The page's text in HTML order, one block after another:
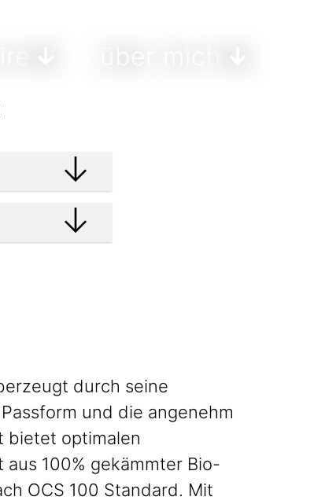
durch seine
und die angenehm
bietet optimalen
100% gekämmter Bio-
OCS 100 Standard. Mit